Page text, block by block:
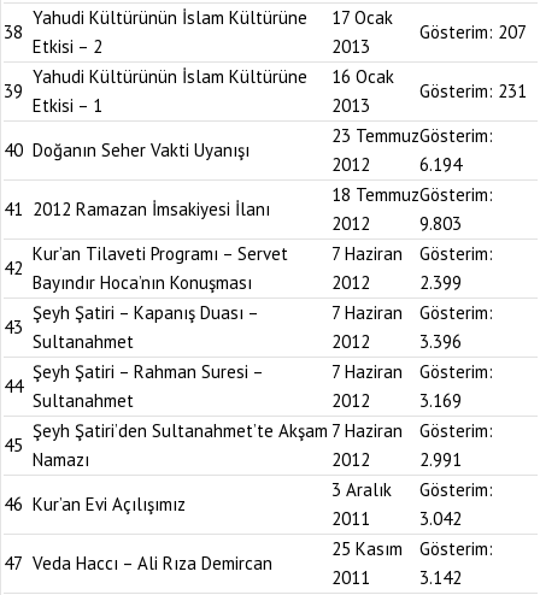
38
Yahudi Kültürünün İslam Kültürüne
Etkisi – 2
17 Ocak
2013
Gösterim: 207
39
Yahudi Kültürünün İslam Kültürüne
Etkisi – 1
16 Ocak
2013
Gösterim: 231
40 Doğanın Seher Vakti Uyanışı
23 Temmuz
2012
Gösterim:
6.194
41 2012 Ramazan İmsakiyesi İlanı
18 Temmuz
2012
Gösterim:
9.803
42
Kur’an Tilaveti Programı – Servet
Bayındır Hoca’nın Konuşması
7 Haziran
2012
Gösterim:
2.399
43
Şeyh Şatiri – Kapanış Duası –
Sultanahmet
7 Haziran
2012
Gösterim:
3.396
44
Şeyh Şatiri – Rahman Suresi –
Sultanahmet
7 Haziran
2012
Gösterim:
3.169
45
Şeyh Şatiri’den Sultanahmet’te Akşam
Namazı
7 Haziran
2012
Gösterim:
2.991
46 Kur’an Evi Açılışımız
3 Aralık
2011
Gösterim:
3.042
47 Veda Haccı – Ali Rıza Demircan
25 Kasım
2011
Gösterim:
3.142